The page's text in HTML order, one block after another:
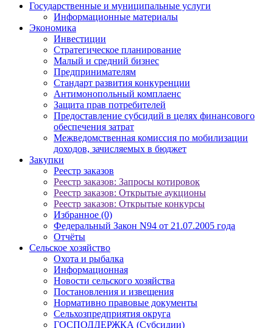
Государственные и муниципальные услуги
Информационные материалы
Экономика
Инвестиции
Стратегическое планирование
Малый и средний бизнес
Предпринимателям
Стандарт развития конкуренции
Антимонопольный комплаенс
Защита прав потребителей
Предоставление субсидий в целях финансового
обеспечения затрат
Межведомственная комиссия по мобилизации
доходов, зачисляемых в бюджет
Закупки
Реестр заказов
Реестр заказов: Запросы котировок
Реестр заказов: Открытые аукционы
Реестр заказов: Открытые конкурсы
Избранное (0)
Федеральный Закон N94 от 21.07.2005 года
Отчёты
Сельское хозяйство
Охота и рыбалка
Информационная
Новости сельского хозяйства
Постановления и извещения
Нормативно правовые документы
Сельхозпредприятия округа
ГОСПОДДЕРЖКА (Субсидии)